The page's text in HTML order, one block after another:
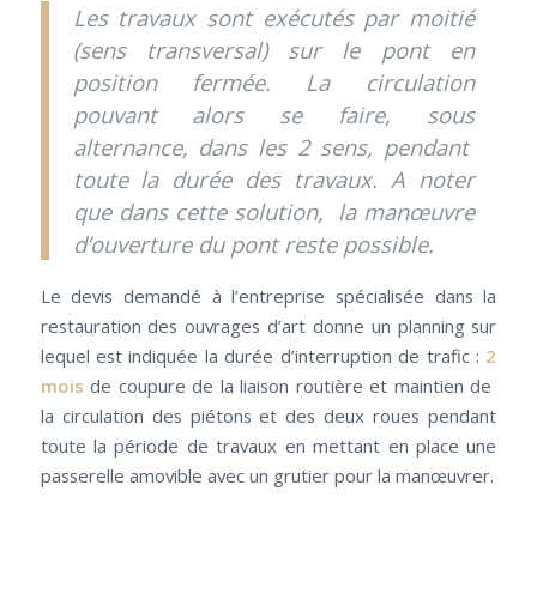
Les travaux sont exécutés par moitié
(sens transversal) sur le pont en
position fermée. La circulation
pouvant alors se faire, sous
alternance, dans les 2 sens, pendant
toute la durée des travaux. A noter
que dans cette solution, la manœuvre
d’ouverture du pont reste possible.
Le devis demandé à l’entreprise spécialisée dans la
restauration des ouvrages d’art donne un planning sur
lequel est indiquée la durée d’interruption de trafic : 2
mois de coupure de la liaison routière et maintien de
la circulation des piétons et des deux roues pendant
toute la période de travaux en mettant en place une
passerelle amovible avec un grutier pour la manœuvrer.